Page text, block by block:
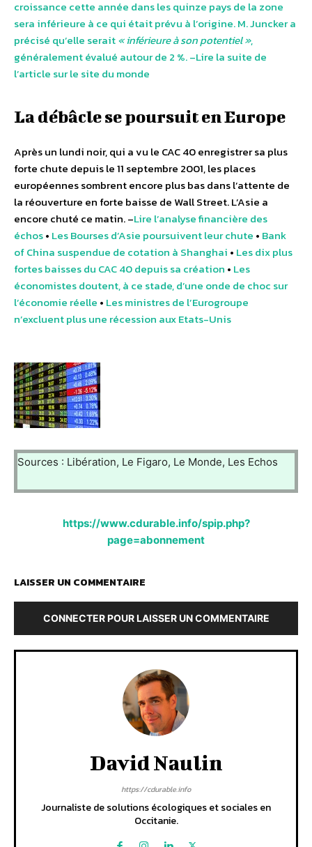
croissance cette année dans les quinze pays de la zone
sera inférieure à ce qui était prévu à l’origine. M. Juncker a
précisé qu’elle serait« inférieure à son potentiel »,
généralement évalué autour de 2 %. –Lire la suite de
l’article sur le site du monde
La débâcle se poursuit en Europe
Après un lundi noir, qui a vu le CAC 40 enregistrer sa plus
forte chute depuis le 11 septembre 2001, les places
européennes sombrent encore plus bas dans l’attente de
la réouverture en forte baisse de Wall Street. L’Asie a
encore chuté ce matin. –Lire l’analyse financière des
échos• Les Bourses d’Asie poursuivent leur chute • Bank
of China suspendue de cotation à Shanghai • Les dix plus
fortes baisses du CAC 40 depuis sa création • Les
économistes doutent, à ce stade, d’une onde de choc sur
l’économie réelle • Les ministres de l’Eurogroupe
n’excluent plus une récession aux Etats-Unis
Sources : Libération, Le Figaro, Le Monde, Les Echos
https://www.cdurable.info/spip.php?
page=abonnement
LAISSER UN COMMENTAIRE
CONNECTER POUR LAISSER UN COMMENTAIRE
David Naulin
https://cdurable.info
Journaliste de solutions écologiques et sociales en
Occitanie.